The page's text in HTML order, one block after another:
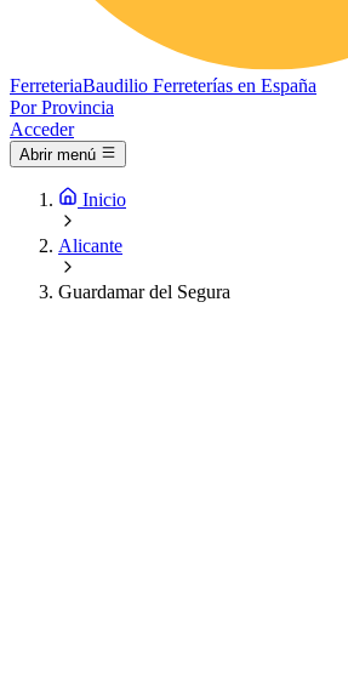
FerreteriaBaudilio Ferreterías en España
Por Provincia
Acceder
Abrir menú
Inicio
Alicante
Guardamar del Segura